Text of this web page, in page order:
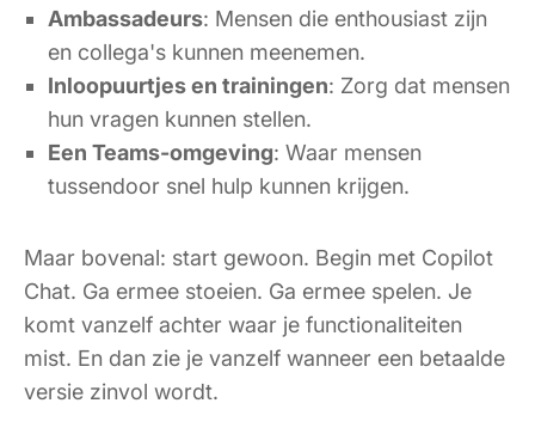
Ambassadeurs: Mensen die enthousiast zijn
en collega's kunnen meenemen.
Inloopuurtjes en trainingen: Zorg dat mensen
hun vragen kunnen stellen.
Een Teams-omgeving: Waar mensen
tussendoor snel hulp kunnen krijgen.
Maar bovenal: start gewoon. Begin met Copilot
Chat. Ga ermee stoeien. Ga ermee spelen. Je
komt vanzelf achter waar je functionaliteiten
mist. En dan zie je vanzelf wanneer een betaalde
versie zinvol wordt.